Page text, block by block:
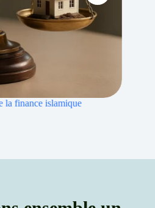
Le riba outil domination mondiale et